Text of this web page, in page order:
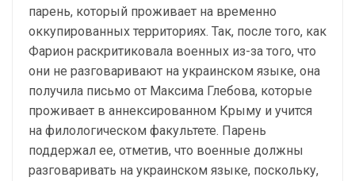
парень, который проживает на временно
оккупированных территориях. Так, после того, как
Фарион раскритиковала военных из-за того, что
они не разговаривают на украинском языке, она
получила письмо от Максима Глебова, которые
проживает в аннексированном Крыму и учится
на филологическом факультете. Парень
поддержал ее, отметив, что военные должны
разговаривать на украинском языке, поскольку,